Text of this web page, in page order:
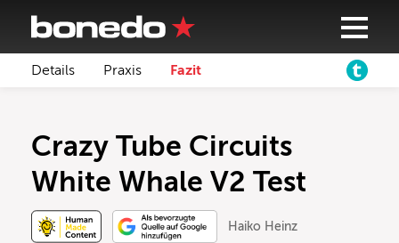
Details Praxis Fazit
Crazy Tube Circuits
White Whale V2 Test
Haiko Heinz